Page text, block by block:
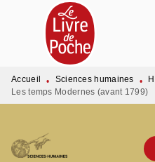
MENU RECHERCHE
PIED DE PAGE
Accueil • Sciences humaines •
Les temps Modernes (avant 1799)